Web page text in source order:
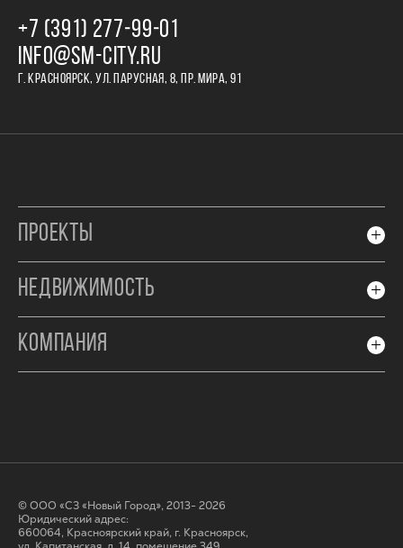
+7 (391) 277‒99‒01
INFO@SM-CITY.RU
Г. КРАСНОЯРСК, УЛ. ПАРУСНАЯ, 8, ПР. МИРА, 91
ПРОЕКТЫ
НЕДВИЖИМОСТЬ
КОМПАНИЯ
© ООО «СЗ «Новый Город», 2013- 2026
Юридический адрес:
660064, Красноярский край, г. Красноярск,